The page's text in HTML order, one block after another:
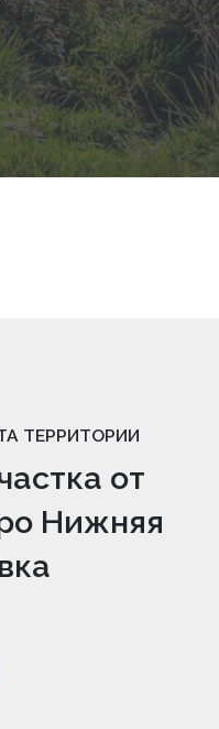
ТЕРРИТОРИИ
от
Нижняя